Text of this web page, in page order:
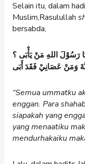
Selain itu, dalam
Muslim,Rasulullah
bersabda,
رَسُوْلَ اللهِ مَنْ يَأْبَى ؟
وَمَنْ عَصَانِيْ فَقَدَ أَبَى
“Semua ummatku
enggan. Para
siapakah yang
yang menaatiku
mendurhakaiku